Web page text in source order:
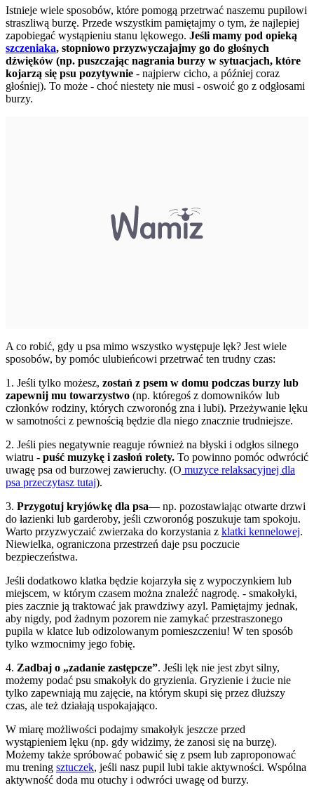
Istnieje wiele sposobów, które pomogą przetrwać naszemu pupilowi
straszliwą burzę. Przede wszystkim pamiętajmy o tym, że najlepiej
zapobiegać wystąpieniu stanu lękowego. Jeśli mamy pod opieką
szczeniaka, stopniowo przyzwyczajajmy go do głośnych
dźwięków (np. puszczając nagrania burzy w sytuacjach, które
kojarzą się psu pozytywnie - najpierw cicho, a później coraz
głośniej). To może - choć niestety nie musi - oswoić go z odgłosami
burzy.
A co robić, gdy u psa mimo wszystko występuje lęk? Jest wiele
sposobów, by pomóc ulubieńcowi przetrwać ten trudny czas:
1. Jeśli tylko możesz, zostań z psem w domu podczas burzy lub
zapewnij mu towarzystwo (np. któregoś z domowników lub
członków rodziny, których czworonóg zna i lubi). Przeżywanie lęku
w samotności z pewnością będzie dla niego znacznie trudniejsze.
2. Jeśli pies negatywnie reaguje również na błyski i odgłos silnego
wiatru - puść muzykę i zasłoń rolety. To powinno pomóc odwrócić
uwagę psa od burzowej zawieruchy. (O muzyce relaksacyjnej dla
psa przeczytasz tutaj).
3. Przygotuj kryjówkę dla psa— np. pozostawiając otwarte drzwi
do łazienki lub garderoby, jeśli czworonóg poszukuje tam spokoju.
Warto przyzwyczaić zwierzaka do korzystania z klatki kennelowej.
Niewielka, ograniczona przestrzeń daje psu poczucie
bezpieczeństwa.
Jeśli dodatkowo klatka będzie kojarzyła się z wypoczynkiem lub
miejscem, w którym czasem można znaleźć nagrodę. - smakołyki,
pies zacznie ją traktować jak prawdziwy azyl. Pamiętajmy jednak,
aby nigdy, pod żadnym pozorem nie zamykać przestraszonego
pupila w klatce lub odizolowanym pomieszczeniu! W ten sposób
tylko wzmocnimy jego fobię.
4. Zadbaj o „zadanie zastępcze”. Jeśli lęk nie jest zbyt silny,
możemy podać psu smakołyk do gryzienia. Gryzienie i żucie nie
tylko zapewniają mu zajęcie, na którym skupi się przez dłuższy
czas, ale też działają uspokajająco.
W miarę możliwości podajmy smakołyk jeszcze przed
wystąpieniem lęku (np. gdy widzimy, że zanosi się na burzę).
Możemy także spróbować pobawić się z psem lub zaproponować
mu trening sztuczek, jeśli nasz pupil lubi takie aktywności. Wspólna
aktywność doda mu otuchy i odwróci uwagę od burzy.